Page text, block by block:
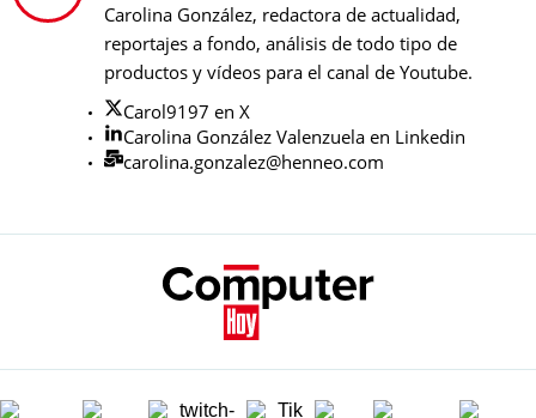
Carolina González, redactora de actualidad,
reportajes a fondo, análisis de todo tipo de
productos y vídeos para el canal de Youtube.
Carol9197 en X
Carolina González Valenzuela en Linkedin
carolina.gonzalez@henneo.com